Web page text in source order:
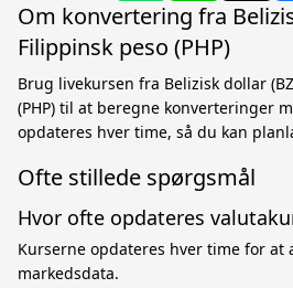
Om konvertering fra
Filippinsk peso (PHP)
Brug livekursen fra Belizisk dollar
(PHP) til at beregne konverteringer
opdateres hver time, så du kan
Ofte stillede spørgsmål
Hvor ofte opdateres
Kurserne opdateres hver time for at
markedsdata.